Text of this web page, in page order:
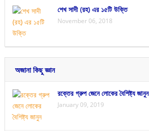
শেখ সাদী (রহ) এর ১৫টি উক্তি
November 06, 2018
অজানা কিছু জ্ঞান
রক্তের গ্রুপ জেনে লোকের বৈশিষ্ট্য জানুন
January 09, 2019